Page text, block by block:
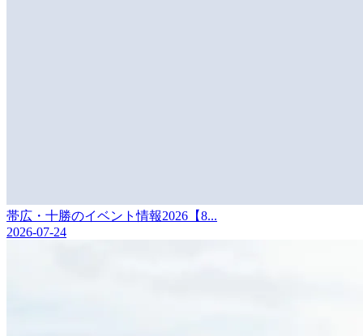
帯広・十勝のイベント情報2026【8...
2026-07-24